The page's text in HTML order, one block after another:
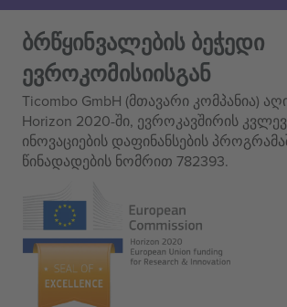
ბრწყინვალების ბეჭედი
ევროკომისიისგან
Ticombo GmbH (მთავარი კომპანია)
Horizon 2020-ში, ევროკავშირის
ინოვაციების დაფინანსების
წინადადების ნომრით 782393.